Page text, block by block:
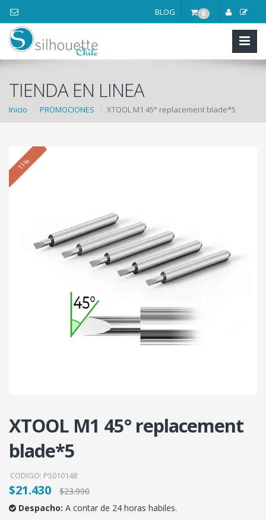
0
BLOG
TIENDA EN LINEA
Inicio PROMOCIONES XTOOL M1 45° replacement blade*5
11%
XTOOL M1 45° replacement
blade*5
CODIGO: P5010148
$21.430
$23.990
Despacho: A contar de 24 horas habiles.